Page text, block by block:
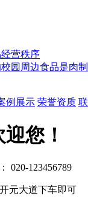
营秩序
园周边食品是肉
例展示 荣誉资质
您！
020-123456789
元大道下车即可